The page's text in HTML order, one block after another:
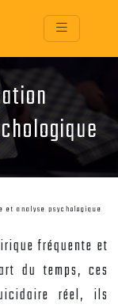
analyse psychologique
fréquente et
du temps, ces
réel, ils